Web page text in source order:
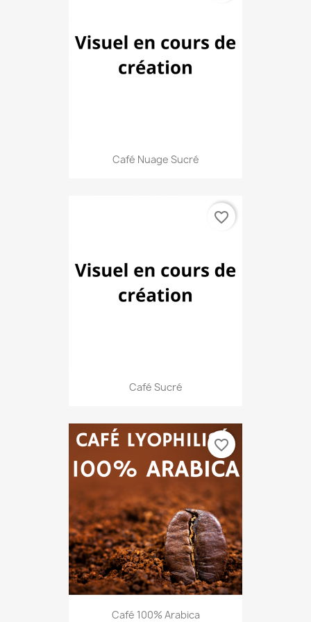
Café Nuage Sucré
Café Sucré
favorite_border
Café 100% Arabica
favorite_border